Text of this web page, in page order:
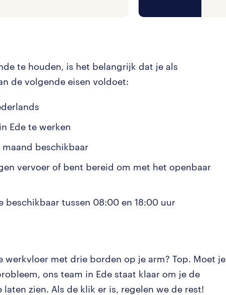
te houden, is het belangrijk dat je als
de volgende eisen voldoet:
Ede te werken
beschikbaar
vervoer of bent bereid om met het openbaar
beschikbaar tussen 08:00 en 18:00 uur
werkvloer met drie borden op je arm? Top. Moet je
ons team in Ede staat klaar om je de
laten zien. Als de klik er is, regelen we de rest!